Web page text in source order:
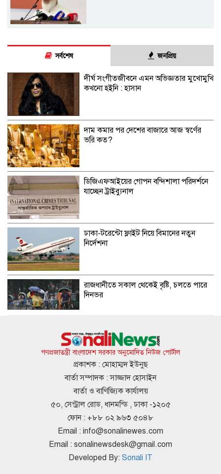
সর্বশেষ জনপ্রিয়
দীর্ঘ সংগীতজীবনে এমন অভিজ্ঞতার মুখোমুখি
কখনো হইনি : হাসান
দাম কমার পর দেশের বাজারে আজ স্বর্ণের
ভরি কত?
ডিজিএফআইয়ের গোপন বন্দিশালা পরিদর্শনে
যাচ্ছেন ট্রাইব্যুনাল
ঢাকা-টরেন্টো ফ্লাইট নিয়ে বিমানের নতুন
নির্দেশনা
রাজধানীতে সকাল থেকেই বৃষ্টি, চলতে পারে
দিনভর
বঙ্গোপসাগরে নিম্নচাপের আশঙ্কা, প্লাবিত হতে
পারে ১০ জেলা
আজ টানা ৯ ঘণ্টা বিদ্যুৎ থাকবে না যেসব
শাহজালাল বিমানবন্দরে বলাকা লাউঞ্জে আগুন
গণপ্রজাতন্ত্রী বাংলাদেশ সরকার অনুমোদিত নিউজ পোর্টাল
প্রকাশক : মোহাম্মদ ইউনুছ
বার্তা সম্পাদক : সাজ্জাদ হোসাইন
বার্তা ও বাণিজ্যিক কার্যালয়
৫০, সেন্ট্রাল রোড, ধানমন্ডি , ঢাকা -১২০৫
ফোন : +৮৮ ০২ ৯৬৩ ৫০৪৮
Email : info@sonalinewes.com
Email : sonalinewsdesk@gmail.com
Developed By: Sonali IT